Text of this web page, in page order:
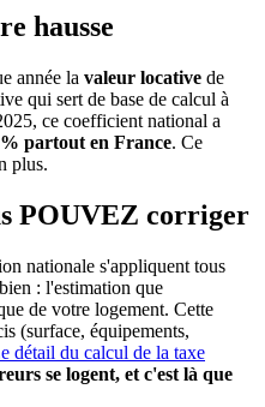
hausse
année la valeur locative de
qui sert de base de calcul à
ce coefficient national a
partout en France. Ce
plus.
POUVEZ corriger
nationale s'appliquent tous
: l'estimation que
de votre logement. Cette
(surface, équipements,
détail du calcul de la taxe
se logent, et c'est là que